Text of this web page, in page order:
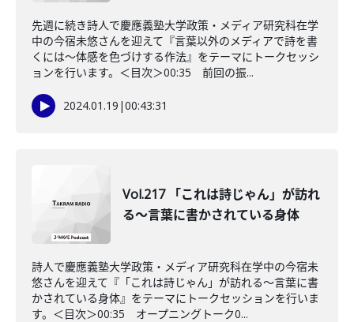
先週に続き詩人で慶應義塾大学政策・メディア研究科在学
中の今宿未悠さんを迎えて『言葉以外のメディアで詩を書
くには〜体感を色づけする作法』をテーマにトークセッシ
ョンを行います。＜目次＞00:35 前回の振...
2024.01.19 |00:43:31
Vol.217 「これは詩じゃん」が訪れ
る〜言葉に書かされている身体
詩人で慶應義塾大学政策・メディア研究科在学中の今宿未
悠さんを迎えて『「これは詩じゃん」が訪れる〜言葉に書
かされている身体』をテーマにトークセッションを行いま
す。＜目次＞00:35 オープニングトーク0...